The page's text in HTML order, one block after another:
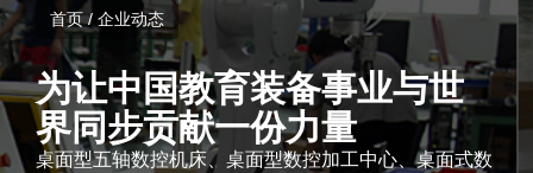
首页 / 企业动态
为让中国教育装备事业与世
界同步贡献一份力量
桌面型五轴数控机床、桌面型数控加工中心、桌面式数